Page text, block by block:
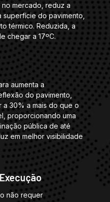
mercado, reduz a
do pavimento,
térmico. Reduzida, a
chegar a 17ºC.
aumenta a
do pavimento,
30% a mais do que o
proporcionando uma
pública de até
em melhor visibilidade
não requer